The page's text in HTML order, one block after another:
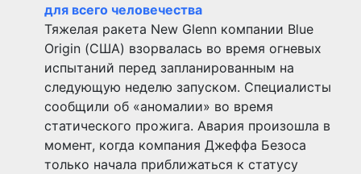
для всего человечества
Тяжелая ракета New Glenn компании Blue
Origin (США) взорвалась во время огневых
испытаний перед запланированным на
следующую неделю запуском. Специалисты
сообщили об «аномалии» во время
статического прожига. Авария произошла в
момент, когда компания Джеффа Безоса
только начала приближаться к статусу